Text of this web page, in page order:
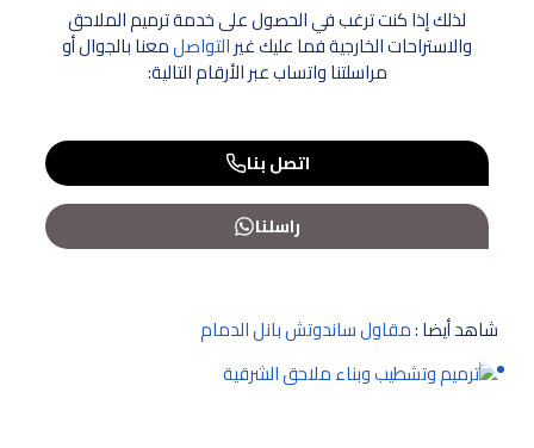
لذلك إذا كنت ترغب في الحصول على خدمة ترميم الملاحق
والاستراحات الخارجية فما عليك غيرالتواصلمعنا بالجوال أو
مراسلتنا واتساب عبر الأرقام التالية:
اتصل بنا
راسلنا
شاهد أيضا :مقاول ساندوتش بانل الدمام